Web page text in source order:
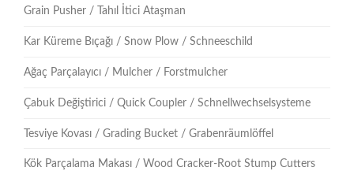
Grain Pusher / Tahıl İtici Ataşman
Kar Küreme Bıçağı / Snow Plow / Schneeschild
Ağaç Parçalayıcı / Mulcher / Forstmulcher
Çabuk Değiştirici / Quick Coupler / Schnellwechselsysteme
Tesviye Kovası / Grading Bucket / Grabenräumlöffel
Kök Parçalama Makası / Wood Cracker-Root Stump Cutters